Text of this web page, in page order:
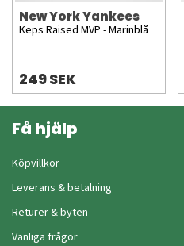
New York Yankees
Keps Raised MVP - Marinblå
249 SEK
Få hjälp
Köpvillkor
Leverans & betalning
Returer & byten
Vanliga frågor